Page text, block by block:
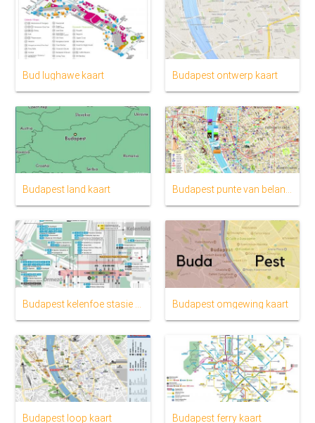
Bud lughawe kaart Budapest ontwerp kaart
Budapest land kaart Budapest punte van belang kaart
Budapest omgewing kaart
Budapest loop kaart Budapest ferry kaart